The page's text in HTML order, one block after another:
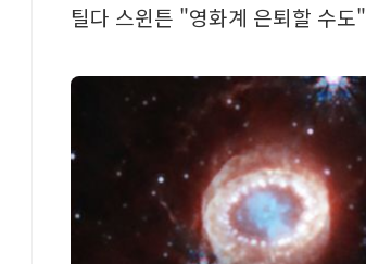
틸다 스윈튼 "영화계 은퇴할 수도"